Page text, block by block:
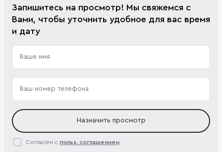
Запишитесь на просмотр! Мы свяжемся с
Вами, чтобы уточнить удобное для вас время
и дату
Назначить просмотр
Согласен с польз. соглашением